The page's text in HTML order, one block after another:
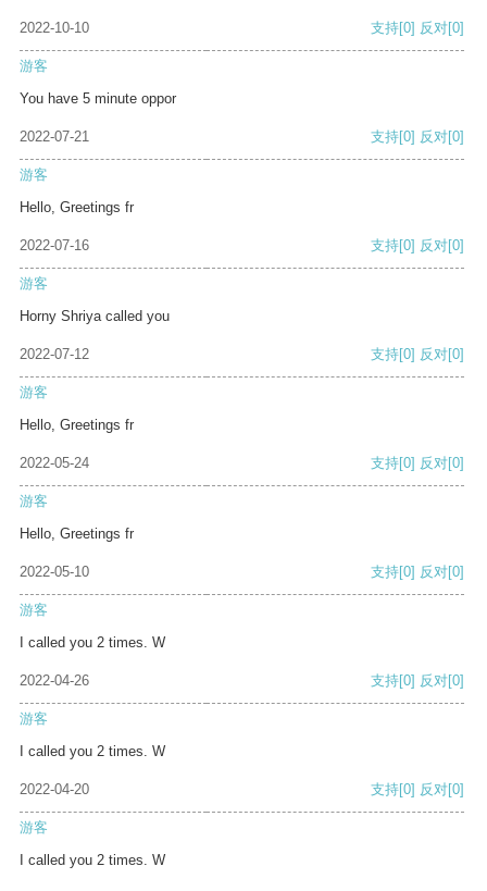
2022-10-10 支持[0] 反对[0]
游客
You have 5 minute oppor
2022-07-21 支持[0] 反对[0]
游客
Hello, Greetings fr
2022-07-16 支持[0] 反对[0]
游客
Horny Shriya called you
2022-07-12 支持[0] 反对[0]
游客
Hello, Greetings fr
2022-05-24 支持[0] 反对[0]
游客
Hello, Greetings fr
2022-05-10 支持[0] 反对[0]
游客
I called you 2 times. W
2022-04-26 支持[0] 反对[0]
游客
I called you 2 times. W
2022-04-20 支持[0] 反对[0]
游客
I called you 2 times. W